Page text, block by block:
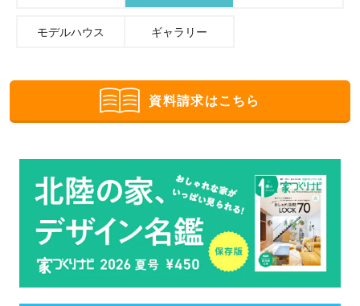
モデルハウス ギャラリー
資料請求はこちら